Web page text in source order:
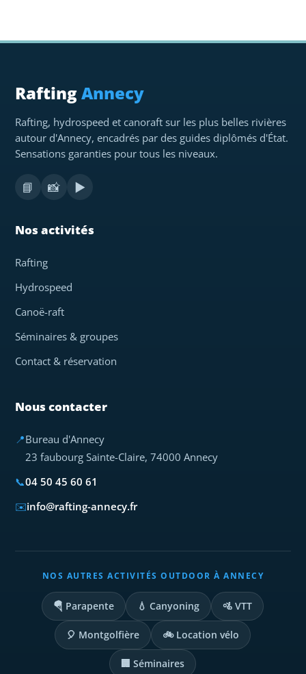
RaftingAnnecy
Rafting, hydrospeed et canoraft sur les plus belles rivières
autour d'Annecy, encadrés par des guides diplômés d'État.
Sensations garanties pour tous les niveaux.
📘 📸 ▶️
Nos activités
Rafting
Hydrospeed
Canoë-raft
Séminaires & groupes
Contact & réservation
Nous contacter
📍Bureau d'Annecy
23 faubourg Sainte-Claire, 74000 Annecy
📞04 50 45 60 61
✉️info@rafting-annecy.fr
NOS AUTRES ACTIVITÉS OUTDOOR À ANNECY
🪂 Parapente 💧 Canyoning 🚵 VTT
🎈 Montgolfière 🚲 Location vélo
🏢 Séminaires